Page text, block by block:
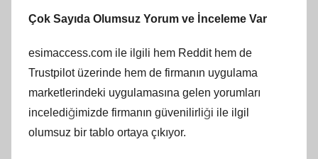
Çok Sayıda Olumsuz Yorum ve İnceleme Var
esimaccess.com ile ilgili hem Reddit hem de
Trustpilot üzerinde hem de firmanın uygulama
marketlerindeki uygulamasına gelen yorumları
incelediğimizde firmanın güvenilirliği ile ilgil
olumsuz bir tablo ortaya çıkıyor.